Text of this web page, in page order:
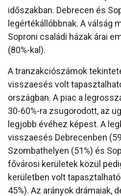
időszakban. Debrecen és
legértékállóbbnak. A válság
Soproni családi házak árai
(80%-kal).
A tranzakciószámok
visszaesés volt
országban. A piac a
30-60%-ra zsugorodott, az
legjobb évéhez képest. A
visszaesés Debrecenben
Szombathelyen (51%) és
fővárosi kerületek közül
kerületben volt
45%). Az arányok drámaiak,